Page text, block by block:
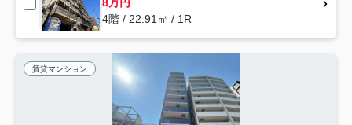
8万円
4階 / 22.91㎡ / 1R
賃貸マンション